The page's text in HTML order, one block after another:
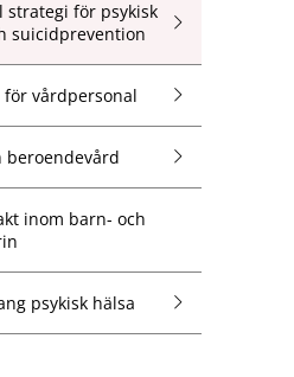
strategi för psykisk
suicidprevention
vårdpersonal
beroendevård
inom barn- och
psykisk hälsa